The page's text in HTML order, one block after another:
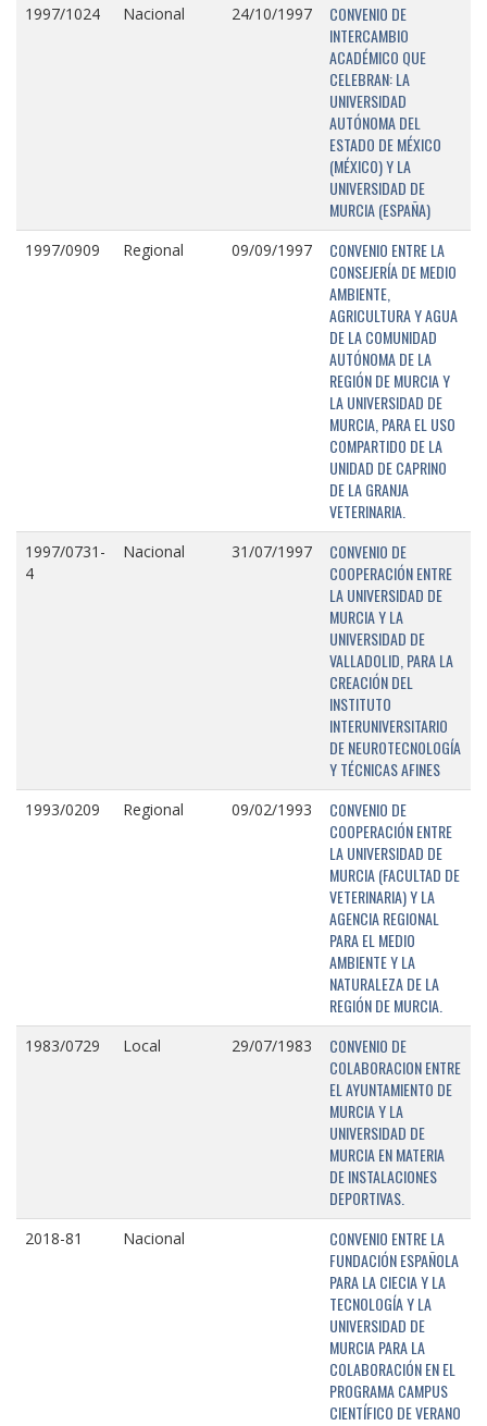
1997/1024 Nacional 24/10/1997
CONVENIO DE
INTERCAMBIO
ACADÉMICO QUE
CELEBRAN: LA
UNIVERSIDAD
AUTÓNOMA DEL
ESTADO DE MÉXICO
(MÉXICO) Y LA
UNIVERSIDAD DE
MURCIA (ESPAÑA)
1997/0909 Regional 09/09/1997
CONVENIO ENTRE LA
CONSEJERÍA DE MEDIO
AMBIENTE,
AGRICULTURA Y AGUA
DE LA COMUNIDAD
AUTÓNOMA DE LA
REGIÓN DE MURCIA Y
LA UNIVERSIDAD DE
MURCIA, PARA EL USO
COMPARTIDO DE LA
UNIDAD DE CAPRINO
DE LA GRANJA
VETERINARIA.
1997/0731-
4
Nacional 31/07/1997
CONVENIO DE
COOPERACIÓN ENTRE
LA UNIVERSIDAD DE
MURCIA Y LA
UNIVERSIDAD DE
VALLADOLID, PARA LA
CREACIÓN DEL
INSTITUTO
INTERUNIVERSITARIO
DE NEUROTECNOLOGÍA
Y TÉCNICAS AFINES
1993/0209 Regional 09/02/1993
CONVENIO DE
COOPERACIÓN ENTRE
LA UNIVERSIDAD DE
MURCIA (FACULTAD DE
VETERINARIA) Y LA
AGENCIA REGIONAL
PARA EL MEDIO
AMBIENTE Y LA
NATURALEZA DE LA
REGIÓN DE MURCIA.
1983/0729 Local 29/07/1983
CONVENIO DE
COLABORACION ENTRE
EL AYUNTAMIENTO DE
MURCIA Y LA
UNIVERSIDAD DE
MURCIA EN MATERIA
DE INSTALACIONES
DEPORTIVAS.
2018-81 Nacional
CONVENIO ENTRE LA
FUNDACIÓN ESPAÑOLA
PARA LA CIECIA Y LA
TECNOLOGÍA Y LA
UNIVERSIDAD DE
MURCIA PARA LA
COLABORACIÓN EN EL
PROGRAMA CAMPUS
CIENTÍFICO DE VERANO